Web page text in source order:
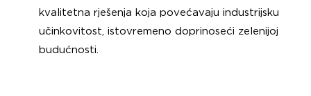
kvalitetna rješenja koja povećavaju industrijsku
učinkovitost, istovremeno doprinoseći zelenijoj
budućnosti.